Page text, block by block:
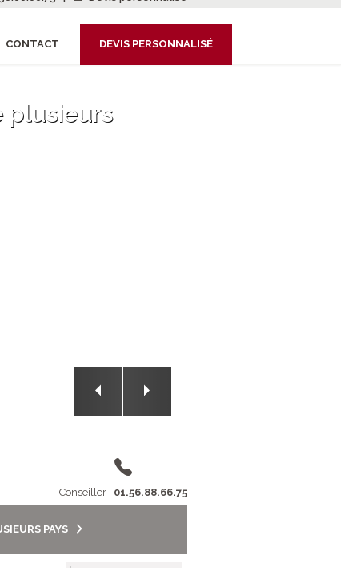
CONTACT DEVIS PERSONNALISÉ
plusieurs
Conseiller : 01.56.88.66.75
PAYS